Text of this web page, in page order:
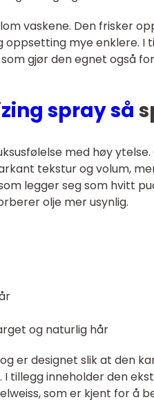
vaskene. Den frisker
mye enklere. I
gjør den egnet også
spray så
med høy
tekstur og volum,
legger seg som hvitt
olje mer usynlig.
og naturlig hår
er designet slik at den
tillegg inneholder den
som er kjent for å